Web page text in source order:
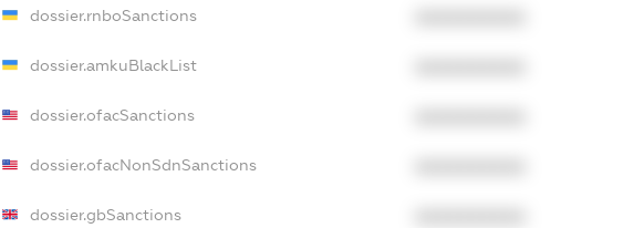
dossier.rnboSanctions
dossier.amkuBlackList
dossier.ofacSanctions
dossier.ofacNonSdnSanctions
dossier.gbSanctions